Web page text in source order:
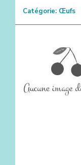
Catégorie: Œufs